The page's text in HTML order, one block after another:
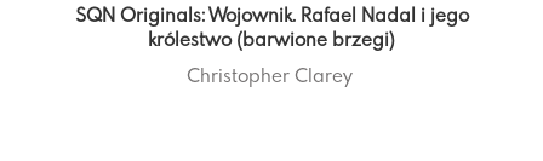
SQN Originals: Wojownik. Rafael Nadal i jego
królestwo (barwione brzegi)
Christopher Clarey